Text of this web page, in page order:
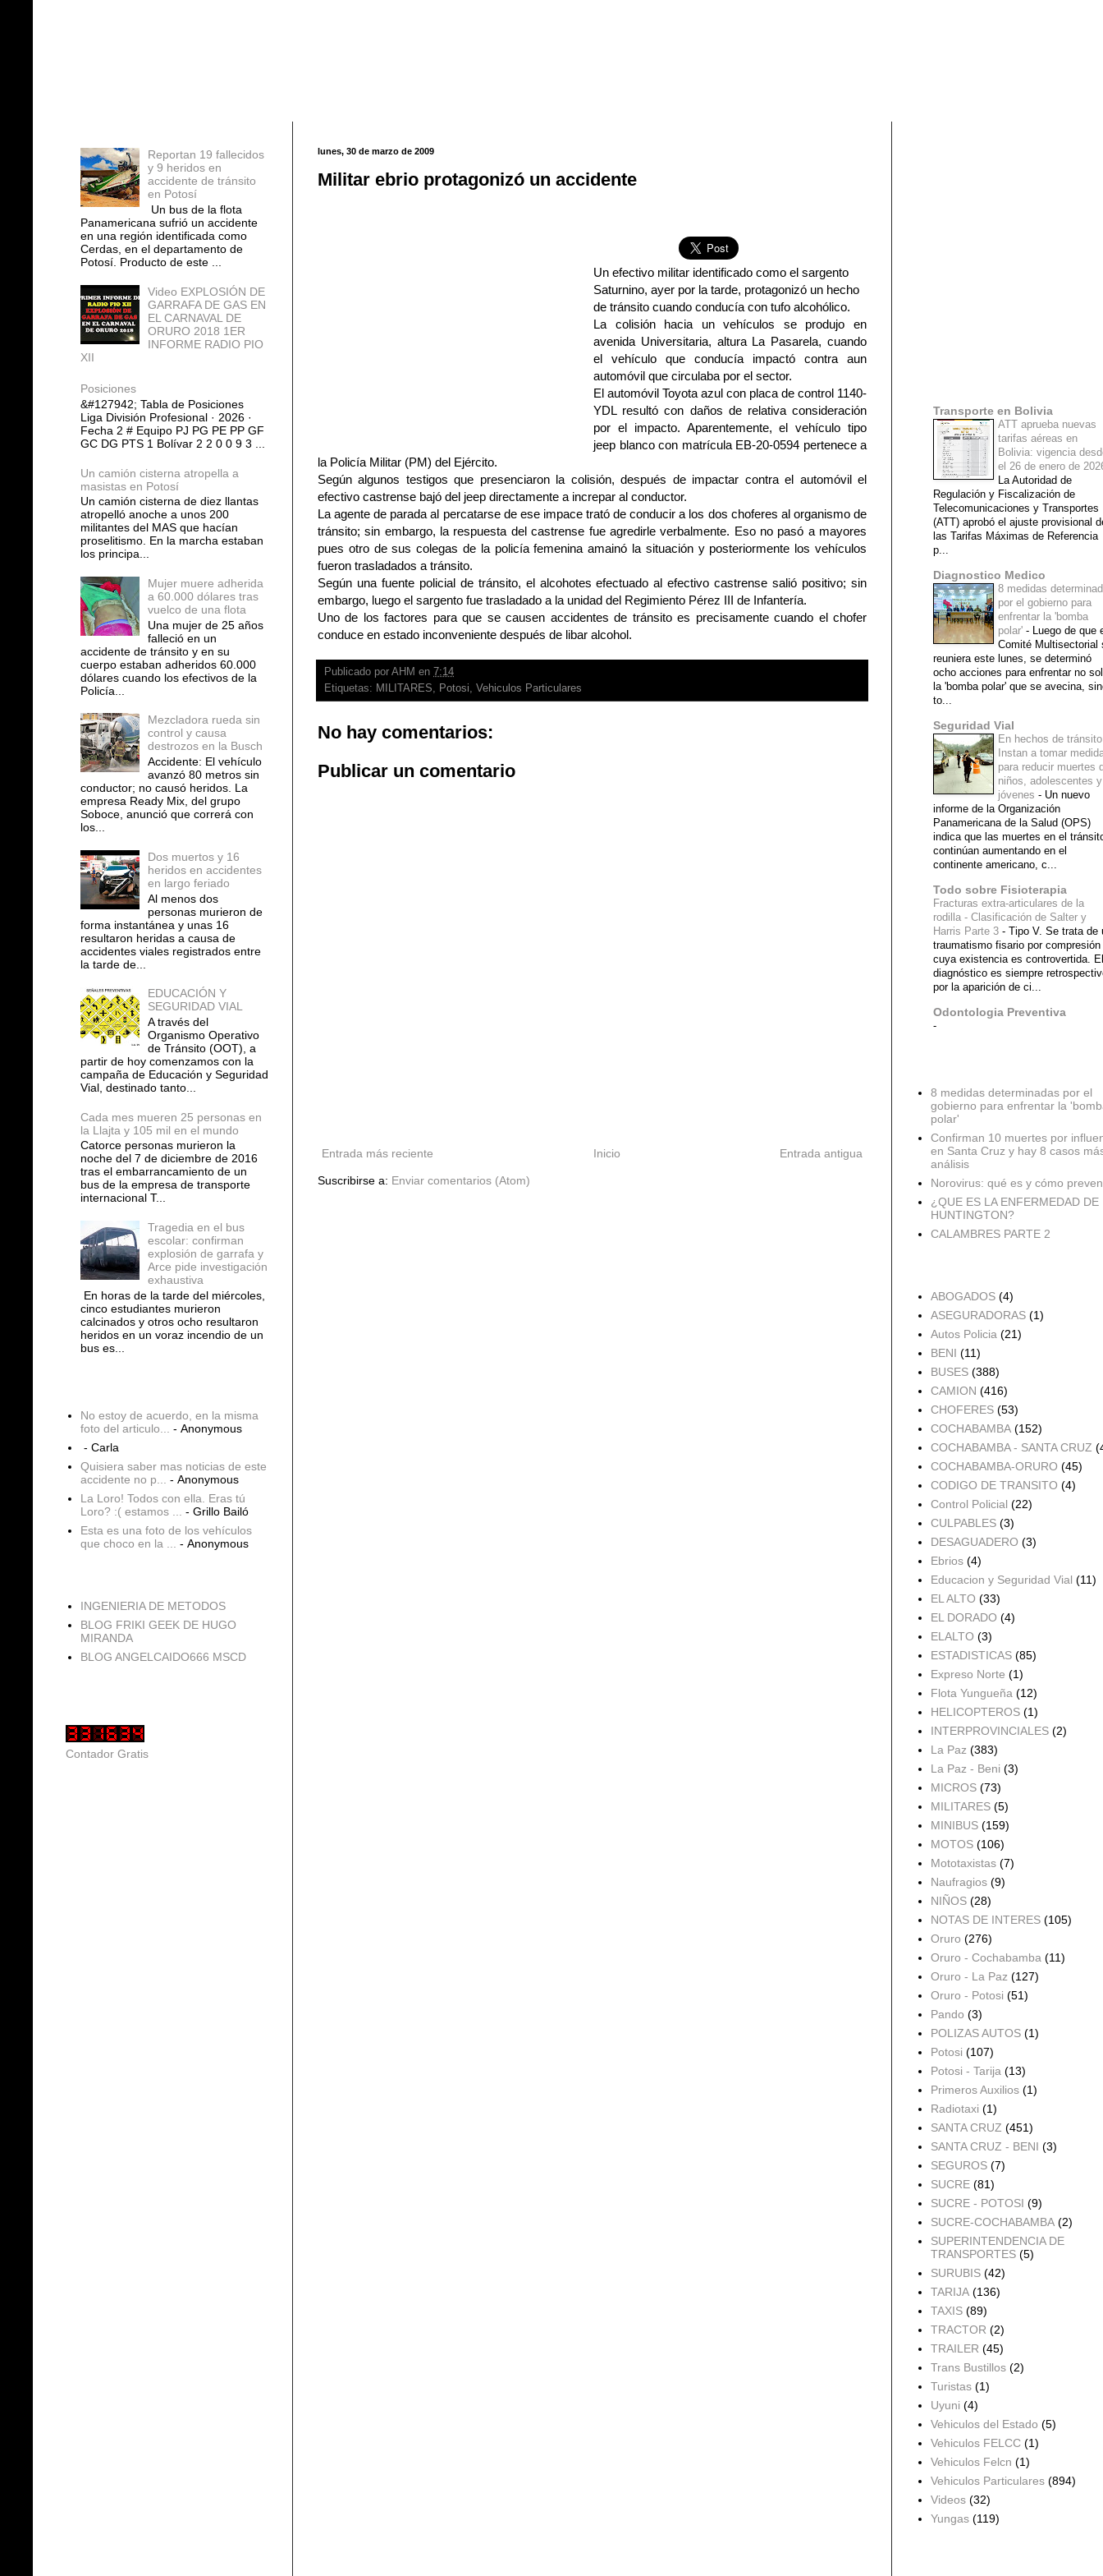
lunes, 30 de marzo de 2009
Militar ebrio protagonizó un accidente
Un efectivo militar identificado como el sargento
Saturnino, ayer por la tarde, protagonizó un hecho
de tránsito cuando conducía con tufo alcohólico.
La colisión hacia un vehículos se produjo en
avenida Universitaria, altura La Pasarela, cuando
el vehículo que conducía impactó contra aun
automóvil que circulaba por el sector.
El automóvil Toyota azul con placa de control 1140-
YDL resultó con daños de relativa consideración
por el impacto. Aparentemente, el vehículo tipo
jeep blanco con matrícula EB-20-0594 pertenece a
la Policía Militar (PM) del Ejército.
Según algunos testigos que presenciaron la colisión, después de impactar contra el automóvil el
efectivo castrense bajó del jeep directamente a increpar al conductor.
La agente de parada al percatarse de ese impace trató de conducir a los dos choferes al organismo de
tránsito; sin embargo, la respuesta del castrense fue agredirle verbalmente. Eso no pasó a mayores
pues otro de sus colegas de la policía femenina amainó la situación y posteriormente los vehículos
fueron trasladados a tránsito.
Según una fuente policial de tránsito, el alcohotes efectuado al efectivo castrense salió positivo; sin
embargo, luego el sargento fue trasladado a la unidad del Regimiento Pérez III de Infantería.
Uno de los factores para que se causen accidentes de tránsito es precisamente cuando el chofer
conduce en estado inconveniente después de libar alcohol.
Publicado por AHM en 7:14
Etiquetas: MILITARES, Potosi, Vehiculos Particulares
No hay comentarios:
Publicar un comentario
Entrada más reciente Entrada antigua
Inicio
Suscribirse a: Enviar comentarios (Atom)
Reportan 19 fallecidos
y 9 heridos en
accidente de tránsito
en Potosí
Un bus de la flota
Panamericana sufrió un accidente
en una región identificada como
Cerdas, en el departamento de
Potosí. Producto de este ...
Video EXPLOSIÓN DE
GARRAFA DE GAS EN
EL CARNAVAL DE
ORURO 2018 1ER
INFORME RADIO PIO
XII
Posiciones
&#127942; Tabla de Posiciones
Liga División Profesional · 2026 ·
Fecha 2 # Equipo PJ PG PE PP GF
GC DG PTS 1 Bolívar 2 2 0 0 9 3 ...
Un camión cisterna atropella a
masistas en Potosí
Un camión cisterna de diez llantas
atropelló anoche a unos 200
militantes del MAS que hacían
proselitismo. En la marcha estaban
los principa...
Mujer muere adherida
a 60.000 dólares tras
vuelco de una flota
Una mujer de 25 años
falleció en un
accidente de tránsito y en su
cuerpo estaban adheridos 60.000
dólares cuando los efectivos de la
Policía...
Mezcladora rueda sin
control y causa
destrozos en la Busch
Accidente: El vehículo
avanzó 80 metros sin
conductor; no causó heridos. La
empresa Ready Mix, del grupo
Soboce, anunció que correrá con
los...
Dos muertos y 16
heridos en accidentes
en largo feriado
Al menos dos
personas murieron de
forma instantánea y unas 16
resultaron heridas a causa de
accidentes viales registrados entre
la tarde de...
EDUCACIÓN Y
SEGURIDAD VIAL
A través del
Organismo Operativo
de Tránsito (OOT), a
partir de hoy comenzamos con la
campaña de Educación y Seguridad
Vial, destinado tanto...
Cada mes mueren 25 personas en
la Llajta y 105 mil en el mundo
Catorce personas murieron la
noche del 7 de diciembre de 2016
tras el embarrancamiento de un
bus de la empresa de transporte
internacional T...
Tragedia en el bus
escolar: confirman
explosión de garrafa y
Arce pide investigación
exhaustiva
En horas de la tarde del miércoles,
cinco estudiantes murieron
calcinados y otros ocho resultaron
heridos en un voraz incendio de un
bus es...
No estoy de acuerdo, en la misma
foto del articulo...
- Anonymous
- Carla
Quisiera saber mas noticias de este
accidente no p...
- Anonymous
La Loro! Todos con ella. Eras tú
Loro? :( estamos ...
- Grillo Bailó
Esta es una foto de los vehículos
que choco en la ...
- Anonymous
INGENIERIA DE METODOS
BLOG FRIKI GEEK DE HUGO
MIRANDA
BLOG ANGELCAIDO666 MSCD
Contador Gratis
Transporte en Bolivia
ATT aprueba nuevas
tarifas aéreas en
Bolivia: vigencia
el 26 de enero de
La Autoridad de
Regulación y Fiscalización de
Telecomunicaciones y Transportes
(ATT) aprobó el ajuste provisional
las Tarifas Máximas de Referencia
p...
Diagnostico Medico
8 medidas
por el gobierno para
enfrentar la 'bomba
polar' - Luego de que
Comité Multisectorial
reuniera este lunes, se determinó
ocho acciones para enfrentar no
la 'bomba polar' que se avecina,
to...
Seguridad Vial
En hechos de tránsito
Instan a tomar
para reducir muertes
niños, adolescentes y
jóvenes - Un nuevo
informe de la Organización
Panamericana de la Salud (OPS)
indica que las muertes en el
continúan aumentando en el
continente americano, c...
Todo sobre Fisioterapia
Fracturas extra-articulares de la
rodilla - Clasificación de Salter y
Harris Parte 3 - Tipo V. Se trata de
traumatismo fisario por compresión
cuya existencia es controvertida. El
diagnóstico es siempre
por la aparición de ci...
Odontologia Preventiva
-
8 medidas determinadas por el
gobierno para enfrentar la
polar'
Confirman 10 muertes por
en Santa Cruz y hay 8 casos
análisis
Norovirus: qué es y cómo
¿QUE ES LA ENFERMEDAD DE
HUNTINGTON?
CALAMBRES PARTE 2
ABOGADOS (4)
ASEGURADORAS (1)
Autos Policia (21)
BENI (11)
BUSES (388)
CAMION (416)
CHOFERES (53)
COCHABAMBA (152)
COCHABAMBA - SANTA CRUZ
COCHABAMBA-ORURO (45)
CODIGO DE TRANSITO (4)
Control Policial (22)
CULPABLES (3)
DESAGUADERO (3)
Ebrios (4)
Educacion y Seguridad Vial (11)
EL ALTO (33)
EL DORADO (4)
ELALTO (3)
ESTADISTICAS (85)
Expreso Norte (1)
Flota Yungueña (12)
HELICOPTEROS (1)
INTERPROVINCIALES (2)
La Paz (383)
La Paz - Beni (3)
MICROS (73)
MILITARES (5)
MINIBUS (159)
MOTOS (106)
Mototaxistas (7)
Naufragios (9)
NIÑOS (28)
NOTAS DE INTERES (105)
Oruro (276)
Oruro - Cochabamba (11)
Oruro - La Paz (127)
Oruro - Potosi (51)
Pando (3)
POLIZAS AUTOS (1)
Potosi (107)
Potosi - Tarija (13)
Primeros Auxilios (1)
Radiotaxi (1)
SANTA CRUZ (451)
SANTA CRUZ - BENI (3)
SEGUROS (7)
SUCRE (81)
SUCRE - POTOSI (9)
SUCRE-COCHABAMBA (2)
SUPERINTENDENCIA DE
TRANSPORTES (5)
SURUBIS (42)
TARIJA (136)
TAXIS (89)
TRACTOR (2)
TRAILER (45)
Trans Bustillos (2)
Turistas (1)
Uyuni (4)
Vehiculos del Estado (5)
Vehiculos FELCC (1)
Vehiculos Felcn (1)
Vehiculos Particulares (894)
Videos (32)
Yungas (119)